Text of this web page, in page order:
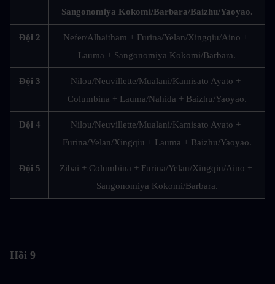
Sangonomiya Kokomi/Barbara/Baizhu/Yaoyao.
Đội 2
Nefer/Alhaitham + Furina/Yelan/Xingqiu/Aino +
Lauma + Sangonomiya Kokomi/Barbara.
Đội 3
Nilou/Neuvillette/Mualani/Kamisato Ayato +
Columbina + Lauma/Nahida + Baizhu/Yaoyao.
Đội 4
Nilou/Neuvillette/Mualani/Kamisato Ayato +
Furina/Yelan/Xingqiu + Lauma + Baizhu/Yaoyao.
Đội 5
Zibai + Columbina + Furina/Yelan/Xingqiu/Aino +
Sangonomiya Kokomi/Barbara.
Hồi 9